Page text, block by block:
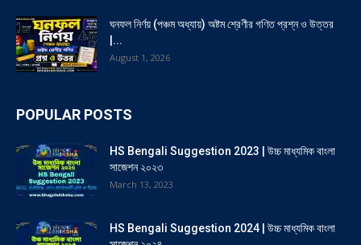
ঘনফল নির্ণয় (পঞ্চম অধ্যায়) অষ্টম শ্রেণীর গণিত প্রশ্ন ও উত্তর
|...
August 1, 2026
POPULAR POSTS
HS Bengali Suggestion 2023 | উচ্চ মাধ্যমিক বাংলা
সাজেশন ২০২৩
March 13, 2023
HS Bengali Suggestion 2024 | উচ্চ মাধ্যমিক বাংলা